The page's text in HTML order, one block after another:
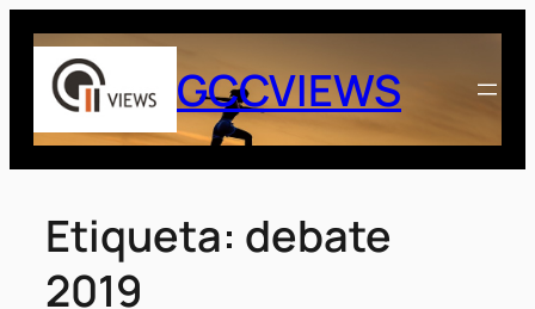
Saltar
contenido
GCCVIEWS
Etiqueta: debate
2019